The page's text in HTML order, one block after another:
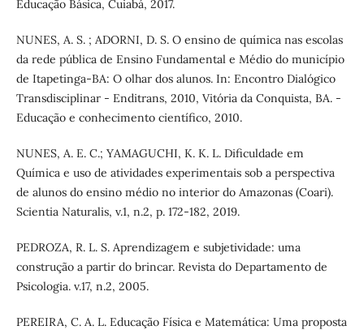
Educação Básica, Cuiabá, 2017.
NUNES, A. S. ; ADORNI, D. S. O ensino de química nas escolas
da rede pública de Ensino Fundamental e Médio do município
de Itapetinga-BA: O olhar dos alunos. In: Encontro Dialógico
Transdisciplinar - Enditrans, 2010, Vitória da Conquista, BA. -
Educação e conhecimento científico, 2010.
NUNES, A. E. C.; YAMAGUCHI, K. K. L. Dificuldade em
Química e uso de atividades experimentais sob a perspectiva
de alunos do ensino médio no interior do Amazonas (Coari).
Scientia Naturalis, v.1, n.2, p. 172-182, 2019.
PEDROZA, R. L. S. Aprendizagem e subjetividade: uma
construção a partir do brincar. Revista do Departamento de
Psicologia. v.17, n.2, 2005.
PEREIRA, C. A. L. Educação Física e Matemática: Uma proposta